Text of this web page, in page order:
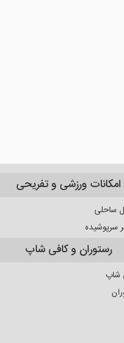
امکانات ورزشی و تفریحی
ساحلی
سرپوشیده
رستوران و کافی شاپ
شاپ